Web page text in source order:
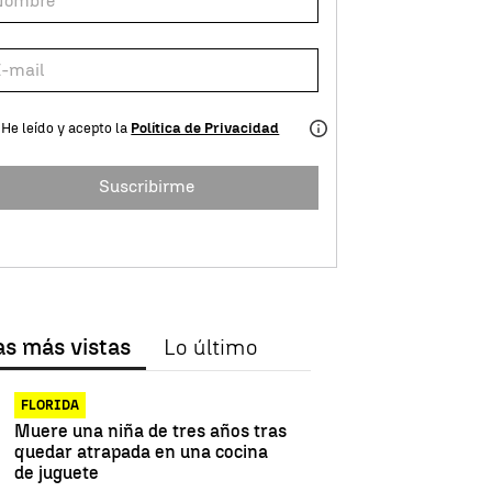
He leído y acepto la Política de Privacidad
Suscribirme
más vistas Lo último
FLORIDA
Muere una niña de tres años tras
quedar atrapada en una cocina
de juguete